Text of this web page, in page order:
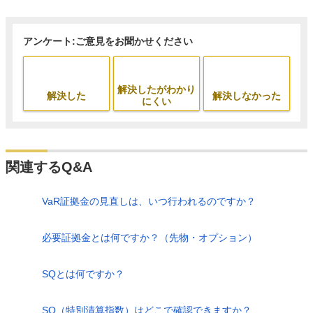
アンケート:ご意見をお聞かせください
解決した
解決したがわかり
にくい
解決しなかった
関連するQ&A
VaR証拠金の見直しは、いつ行われるのですか？
必要証拠金とは何ですか？（先物・オプション）
SQとは何ですか？
SQ（特別清算指数）はどこで確認できますか？